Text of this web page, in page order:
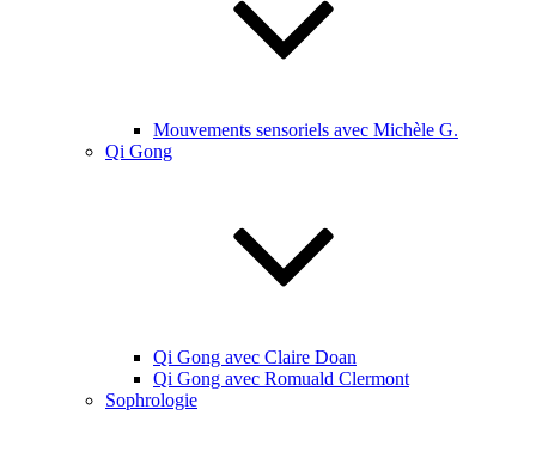
Mouvements sensoriels avec Michèle G.
Qi Gong
Qi Gong avec Claire Doan
Qi Gong avec Romuald Clermont
Sophrologie